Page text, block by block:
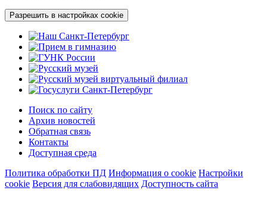
Разрешить в настройках cookie
Поиск по сайту
Архив новостей
Обратная связь
Контакты
Доступная среда
Политика обработки ПД Информация о cookie Настройки
cookie Версия для слабовидящих Доступность сайта